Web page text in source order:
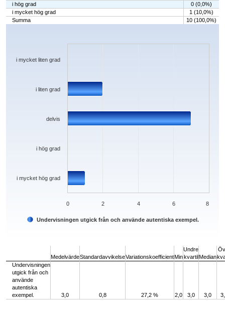
i hög grad
0 (0,0%)
i mycket hög grad
1 (10,0%)
Summa
10 (100,0%)
Chart
The chart has 1 X axis displaying categories.
Undervisningen utgick från och använde autentiska exempel.
i mycket hög grad
i hög grad
delvis
i liten grad
i mycket liten grad
0 2 4 6 8
MedelvärdeStandardavvikelseVariationskoefficientMin
Undre
kvartilMedian
Undervisningen
utgick från och
använde
autentiska
exempel.
3,0 0,8 27,2 % 2,0 3,0 3,0